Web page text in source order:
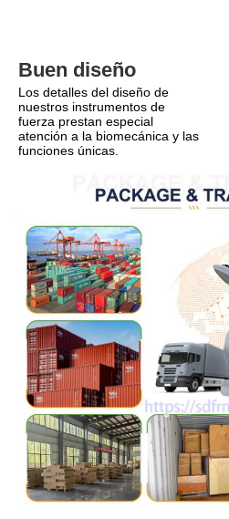
Buen diseño
Los detalles del diseño de
nuestros instrumentos de
fuerza prestan especial
atención a la biomecánica y las
funciones únicas.